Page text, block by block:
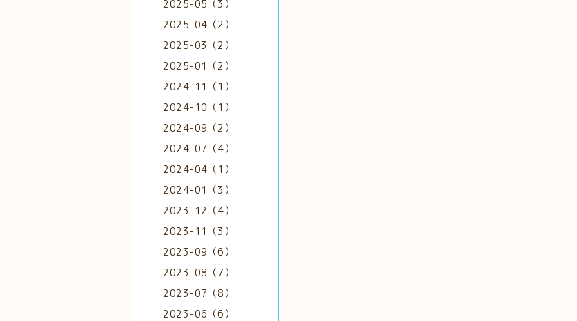
2025-05（3）
2025-04（2）
2025-03（2）
2025-01（2）
2024-11（1）
2024-10（1）
2024-09（2）
2024-07（4）
2024-04（1）
2024-01（3）
2023-12（4）
2023-11（3）
2023-09（6）
2023-08（7）
2023-07（8）
2023-06（6）